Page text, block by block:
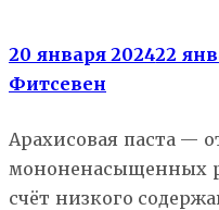
20 января 202422
Фитсевен
Арахисовая паста —
мононенасыщенных
счёт низкого